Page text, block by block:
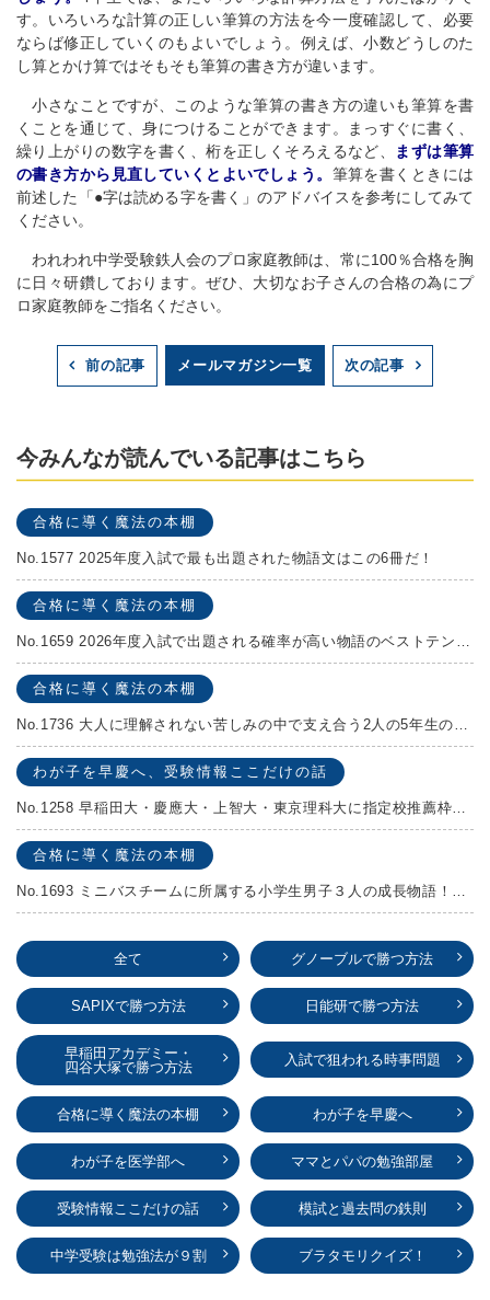
す。いろいろな計算の正しい筆算の方法を今一度確認して、必要
ならば修正していくのもよいでしょう。例えば、小数どうしのた
し算とかけ算ではそもそも筆算の書き方が違います。
小さなことですが、このような筆算の書き方の違いも筆算を書
くことを通じて、身につけることができます。まっすぐに書く、
繰り上がりの数字を書く、桁を正しくそろえるなど、
まずは筆算
の書き方から見直していくとよいでしょう。 筆算を書くときには
前述した「●字は読める字を書く」のアドバイスを参考にしてみて
ください。
われわれ中学受験鉄人会のプロ家庭教師は、常に100％合格を胸
に日々研鑽しております。ぜひ、大切なお子さんの合格の為にプ
ロ家庭教師をご指名ください。
前の記事 メールマガジン一覧 次の記事
今みんなが読んでいる記事はこちら
合格に導く魔法の本棚
No.1577 2025年度入試で最も出題された物語文はこの6冊だ！
合格に導く魔法の本棚
合格に導く魔法の本棚
わが子を早慶へ、受験情報ここだけの話
合格に導く魔法の本棚
全て グノーブルで勝つ方法
SAPIXで勝つ方法 日能研で勝つ方法
早稲田アカデミー・
四谷大塚で勝つ方法
入試で狙われる時事問題
合格に導く魔法の本棚 わが子を早慶へ
わが子を医学部へ ママとパパの勉強部屋
受験情報ここだけの話 模試と過去問の鉄則
中学受験は勉強法が９割 ブラタモリクイズ！